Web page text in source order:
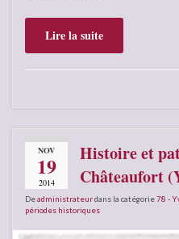
Lire la suite
NOV
19
2014
Histoire et
Châteaufort
Deadministrateurdans la catégorie78 -
périodes historiques